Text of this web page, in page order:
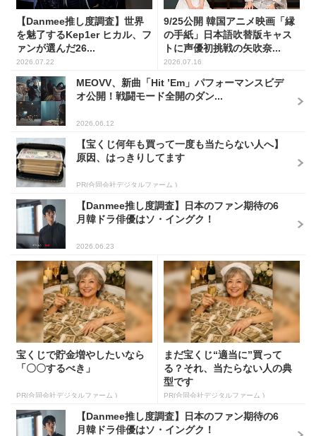
【Danmee推し度調査】世界
を魅了するKep1er ヒカル、フ
ァンが選んだ26...
2026.07.22
9/25公開 韓国アニメ映画「縁
の手紙」日本語吹替版キャス
トに声優初挑戦の矢吹奈...
2026.07.16
MEOVV、新曲「Hit ’Em」パフォーマンスビデ
オ公開！戦闘モード全開のダン...
2026.06.12
【宝くじ何年も買って一度も当たらない人へ】
原因、はっきりしてます
PR(合同会社デジタルファーム )
【Danmee推し度調査】日本のファン期待の6
月韓ドラ俳優はソ・イングク！
2026.06.23
宝くじで貯金増やしたいなら
「〇〇するべき」
PR(合同会社デジタルファーム )
まだ宝くじ“適当に”買って
る？それ、当たらない人の典
型です
PR(合同会社デジタルファーム )
【Danmee推し度調査】日本のファン期待の6
月韓ドラ俳優はソ・イングク！